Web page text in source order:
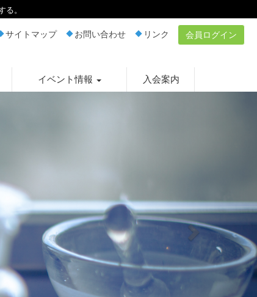
。
サイトマップ お問い合わせ リンク 会員ログイン
イベント情報 入会案内